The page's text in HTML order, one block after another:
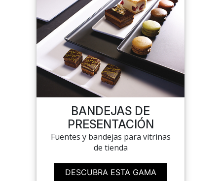
BANDEJAS DE
PRESENTACIÓN
Fuentes y bandejas para vitrinas
de tienda
DESCUBRA ESTA GAMA